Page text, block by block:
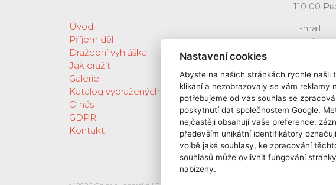
Úvod
Příjem děl
Dražební vyhláška
Jak dražit
Galerie
Katalog vydražených děl
O nás
GDPR
Kontakt
110 00
E-mail:
Telefon:
Nastavení cookies
Abyste na našich stránkách rychle našli
klikání a nezobrazovaly se vám reklamy
potřebujeme od vás souhlas se
poskytnutí dat společnostem Google,
nejčastěji obsahují vaše preference,
především unikátní identifikátory
volbě jaké souhlasy, ke zpracování
souhlasů může ovlivnit fungování
nabízeny.